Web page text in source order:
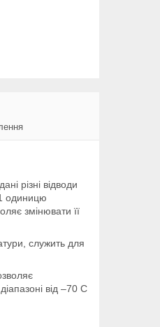
різні відводи
одиницю
змінювати її
служить для
від –70 C